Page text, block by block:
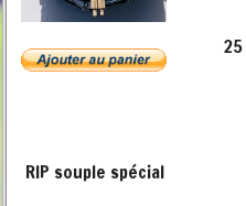
25
RIP souple spécial